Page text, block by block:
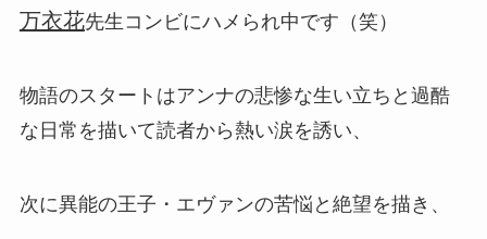
万衣花先生コンビにハメられ中です（笑）
物語のスタートはアンナの悲惨な生い立ちと過酷
な日常を描いて読者から熱い涙を誘い、
次に異能の王子・エヴァンの苦悩と絶望を描き、